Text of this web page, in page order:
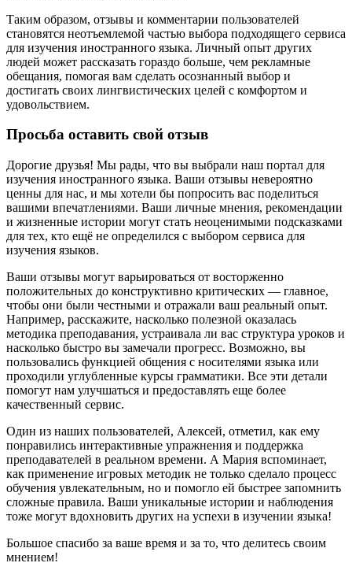
Таким образом, отзывы и комментарии пользователей
становятся неотъемлемой частью выбора подходящего сервиса
для изучения иностранного языка. Личный опыт других
людей может рассказать гораздо больше, чем рекламные
обещания, помогая вам сделать осознанный выбор и
достигать своих лингвистических целей с комфортом и
удовольствием.
Просьба оставить свой отзыв
Дорогие друзья! Мы рады, что вы выбрали наш портал для
изучения иностранного языка. Ваши отзывы невероятно
ценны для нас, и мы хотели бы попросить вас поделиться
вашими впечатлениями. Ваши личные мнения, рекомендации
и жизненные истории могут стать неоценимыми подсказками
для тех, кто ещё не определился с выбором сервиса для
изучения языков.
Ваши отзывы могут варьироваться от восторженно
положительных до конструктивно критических — главное,
чтобы они были честными и отражали ваш реальный опыт.
Например, расскажите, насколько полезной оказалась
методика преподавания, устраивала ли вас структура уроков и
насколько быстро вы замечали прогресс. Возможно, вы
пользовались функцией общения с носителями языка или
проходили углубленные курсы грамматики. Все эти детали
помогут нам улучшаться и предоставлять еще более
качественный сервис.
Один из наших пользователей, Алексей, отметил, как ему
понравились интерактивные упражнения и поддержка
преподавателей в реальном времени. А Мария вспоминает,
как применение игровых методик не только сделало процесс
обучения увлекательным, но и помогло ей быстрее запомнить
сложные правила. Ваши уникальные истории и наблюдения
тоже могут вдохновить других на успехи в изучении языка!
Большое спасибо за ваше время и за то, что делитесь своим
мнением!